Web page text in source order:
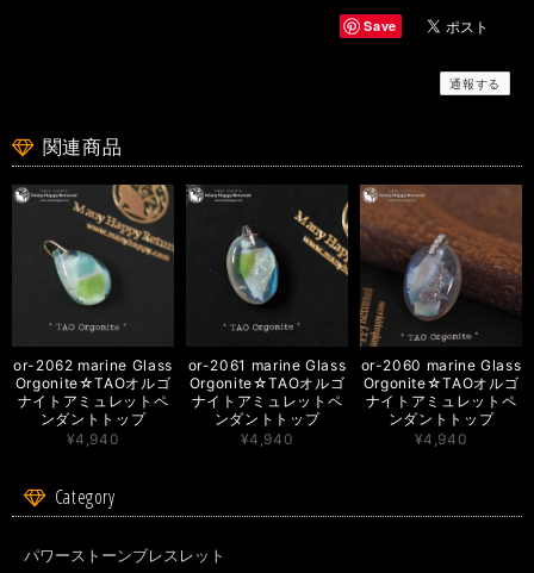
いつも素敵な香りを添えてラッピングして頂き、有難うございます! 届き
ましたポーション、ロール部分越しから胸キュンな香りが漂っていました♪
謝の気持ちでいっぱいです。まりんさんもお身体にお気を付けてお過ごし下
2026/08/01
or-2063 marine Glass Orgonite☆TAOオルゴナイトアミュレットペンダントトップ
2026/08/01
涼しそうなデザインが素敵です。 ネガティブなエネルギーからプロテクト
もしてもらえるし、暑い夏に毎日身につけたいと思います。対応も迅速で梱
包も丁寧でうれしいです。 ありがとうございました。
org-267 モテ♡POTION✨チューベローズ＆龍涎香＆シキホール媚薬オイル✨ミモザブレンド
Save
通報する
関連商品
or-2062 marine Glass
Orgonite☆TAOオルゴ
ナイトアミュレットペ
ンダントトップ
¥4,940
or-2061 marine Glass
Orgonite☆TAOオルゴ
ナイトアミュレットペ
ンダントトップ
¥4,940
or-2060 marine Glass
Orgonite☆TAOオルゴ
ナイトアミュレットペ
ンダントトップ
¥4,940
Category
パワーストーンブレスレット